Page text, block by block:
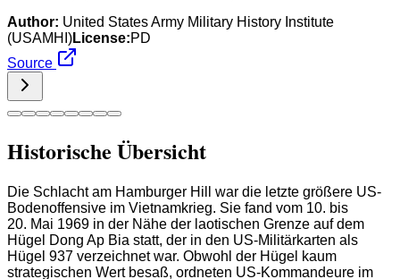
Author: United States Army Military History Institute
(USAMHI)License:PD
Source
Historische Übersicht
Die Schlacht am Hamburger Hill war die letzte größere US-
Bodenoffensive im Vietnamkrieg. Sie fand vom 10. bis
20. Mai 1969 in der Nähe der laotischen Grenze auf dem
Hügel Dong Ap Bia statt, der in den US-Militärkarten als
Hügel 937 verzeichnet war. Obwohl der Hügel kaum
strategischen Wert besaß, ordneten US-Kommandeure im